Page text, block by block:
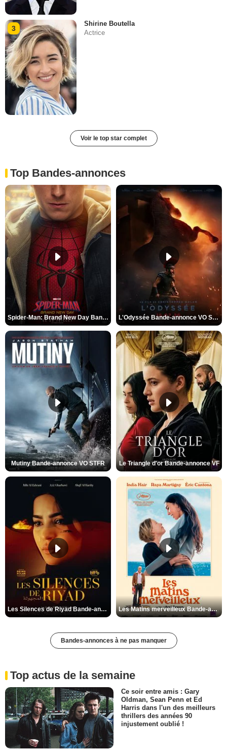
3
Shirine Boutella
Actrice
Voir le top star complet
Top Bandes-annonces
Spider-Man: Brand New Day Bande-annonce VO STFR L'Odyssée Bande-annonce VO STFR
Mutiny Bande-annonce VO STFR Le Triangle d'or Bande-annonce VF
Les Silences de Riyad Bande-annonce VO STFR Les Matins merveilleux Bande-annonce VF
Bandes-annonces à ne pas manquer
Top actus de la semaine
Ce soir entre amis : Gary
Oldman, Sean Penn et Ed
Harris dans l'un des meilleurs
thrillers des années 90
injustement oublié !